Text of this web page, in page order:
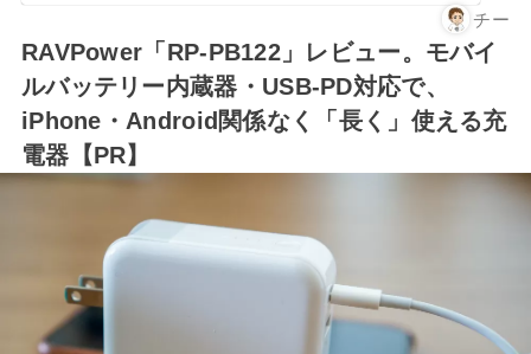
チー
RAVPower「RP-PB122」レビュー。モバイ
ルバッテリー内蔵器・USB-PD対応で、
iPhone・Android関係なく「長く」使える充
電器【PR】